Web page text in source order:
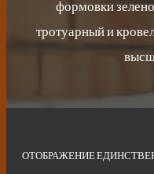
формовки
тротуарный и
ОТОБРАЖЕНИЕ